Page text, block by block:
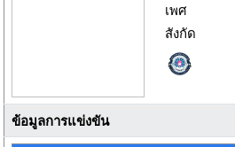
เพศ
สังกัด
ข้อมูลการแข่งขัน